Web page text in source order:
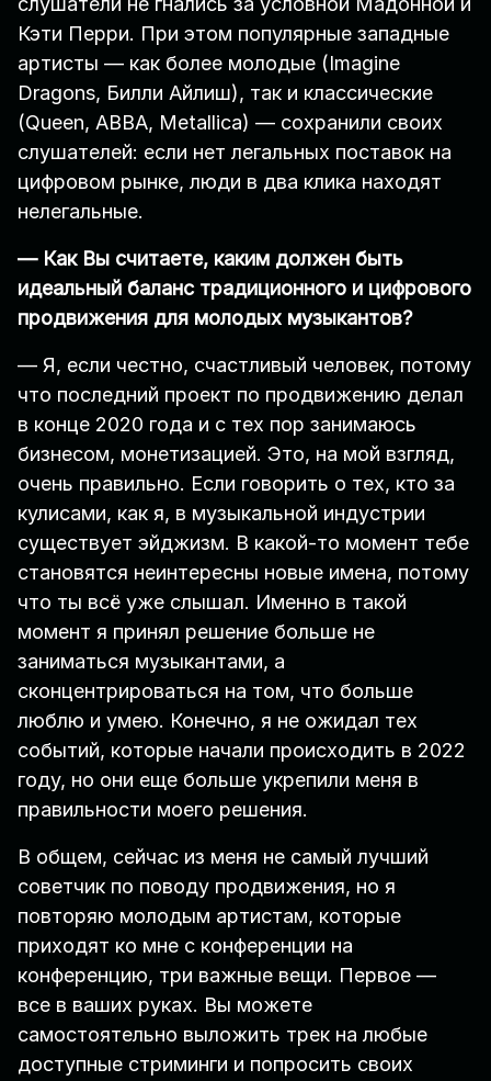
Кэти Перри. При этом популярные западные
артисты — как более молодые (Imagine
Dragons, Билли Айлиш), так и классические
(Queen, ABBA, Metallica) — сохранили своих
слушателей: если нет легальных поставок на
цифровом рынке, люди в два клика находят
нелегальные.
— Как Вы считаете, каким должен быть
идеальный баланс традиционного и цифрового
продвижения для молодых музыкантов?
— Я, если честно, счастливый человек, потому
что последний проект по продвижению делал
в конце 2020 года и с тех пор занимаюсь
бизнесом, монетизацией. Это, на мой взгляд,
очень правильно. Если говорить о тех, кто за
кулисами, как я, в музыкальной индустрии
существует эйджизм. В какой-то момент тебе
становятся неинтересны новые имена, потому
что ты всё уже слышал. Именно в такой
момент я принял решение больше не
заниматься музыкантами, а
сконцентрироваться на том, что больше
люблю и умею. Конечно, я не ожидал тех
событий, которые начали происходить в 2022
году, но они еще больше укрепили меня в
правильности моего решения.
В общем, сейчас из меня не самый лучший
советчик по поводу продвижения, но я
повторяю молодым артистам, которые
приходят ко мне с конференции на
конференцию, три важные вещи. Первое —
все в ваших руках. Вы можете
самостоятельно выложить трек на любые
доступные стриминги и попросить своих